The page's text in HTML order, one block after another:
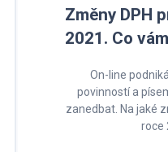
Změny DPH
2021. Co
On-line
povinností a
zanedbat. Na jaké
roce